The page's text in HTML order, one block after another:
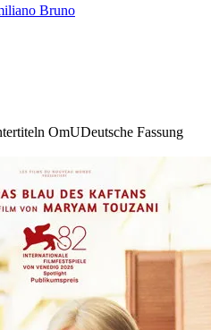
Bruno
OmUDeutsche Fassung